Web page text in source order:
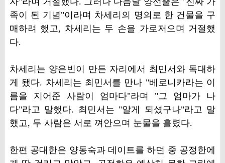
족이 된 기념"이라며 차세리의 명의로 한 건물을 구
매하려 했고, 차세리는 두 손을 가로저으며 거절했
다.
차세리는 양은빈이 만든 자리에서 최민서와 독대하
게 됐다. 차세리는 최민서를 만나 "베로니카라는 이
름을 지어준 사람이 엄마다"라며 "그 엄마가 나
다"라고 말했다. 최민서는 "알게 되셨구나"라고 말
했고, 두 사람은 서로 껴안으며 눈물을 흘렸다.
한편 공대한은 양동숙과 데이트를 하던 중 공정한에